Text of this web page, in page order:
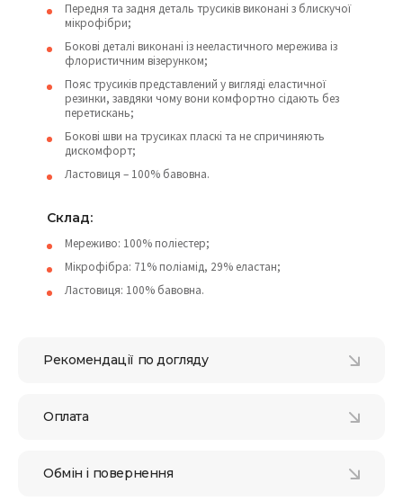
Передня та задня деталь трусиків виконані з блискучої
мікрофібри;
Бокові деталі виконані із нееластичного мережива із
флористичним візерунком;
Пояс трусиків представлений у вигляді еластичної
резинки, завдяки чому вони комфортно сідають без
перетискань;
Бокові шви на трусиках пласкі та не спричиняють
дискомфорт;
Ластовиця – 100% бавовна.
Склад:
Мереживо: 100% поліестер;
Мікрофібра: 71% поліамід, 29% еластан;
Ластовиця: 100% бавовна.
Рекомендації по догляду
Оплата
Обмін і повернення